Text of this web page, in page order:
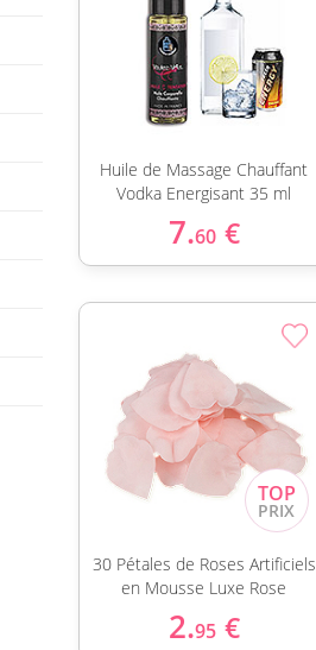
Huile de Massage Chauffant
Vodka Energisant 35 ml
7.60 €
30 Pétales de Roses Artificiels
en Mousse Luxe Rose
2.95 €